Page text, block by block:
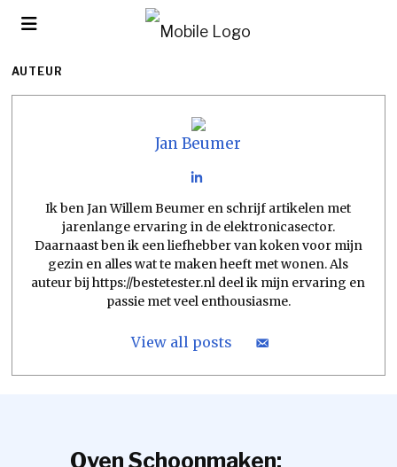
AUTEUR
Jan Beumer
Ik ben Jan Willem Beumer en schrijf artikelen met
jarenlange ervaring in de elektronicasector.
Daarnaast ben ik een liefhebber van koken voor mijn
gezin en alles wat te maken heeft met wonen. Als
auteur bij https://bestetester.nl deel ik mijn ervaring en
passie met veel enthousiasme.
View all posts
Oven Schoonmaken: